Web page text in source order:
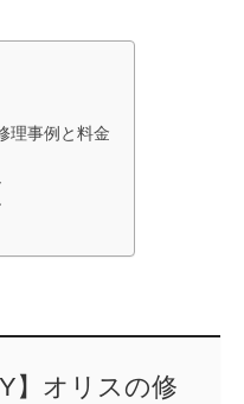
理事例と料金
】オリスの修